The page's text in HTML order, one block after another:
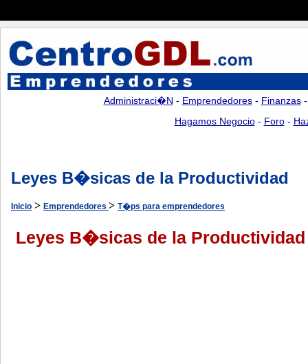
Administraci�n - Emprendedores- Finanzas
Hagamos Negocio- Foro-
Leyes B�sicas de la Productividad
Inicio > Emprendedores > T�ps para emprendedores
Leyes B�sicas de la Productividad